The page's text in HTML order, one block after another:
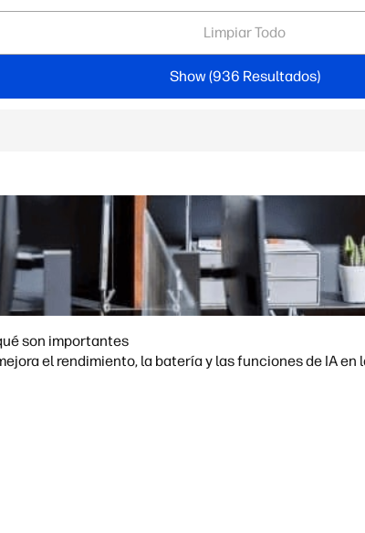
Limpiar Todo
Show
son importantes
el rendimiento, la batería y las funciones de IA en